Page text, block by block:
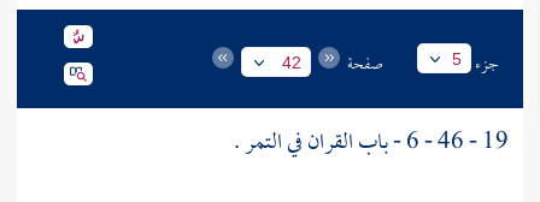
جزء 5 صفحة 42
19 - 46 - 6 - باب القران في التمر .